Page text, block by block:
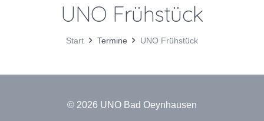
UNO Frühstück
Start Termine UNO Frühstück
© 2026 UNO Bad Oeynhausen